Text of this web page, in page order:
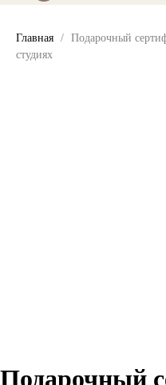
Главная
Подарочный
студиях
Подарочный